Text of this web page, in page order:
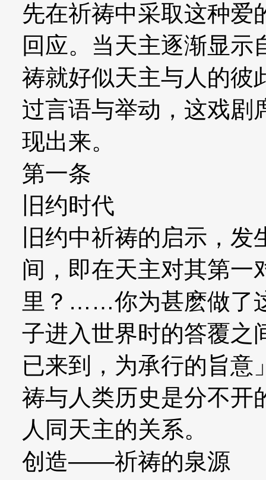
先在祈祷中采取这种爱
回应。当天主逐渐显示
祷就好似天主与人的彼
过言语与举动，这戏剧
现出来。
第一条
旧约时代
旧约中祈祷的启示，
间，即在天主对其第一
里？……你为甚麽做了
子进入世界时的答覆之
已来到，为承行的旨意
祷与人类历史是分不开
人同天主的关系。
创造——祈祷的泉源